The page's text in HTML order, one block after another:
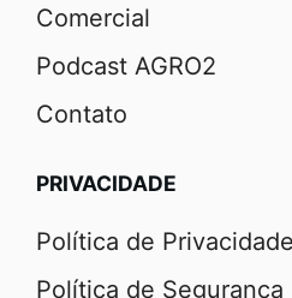
Comercial
Podcast AGRO2
Contato
PRIVACIDADE
Política de Privacidade
Política de Segurança